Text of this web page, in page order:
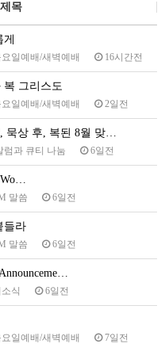
제목
요일예배/새벽예배 16시간전
복 그리스도
요일예배/새벽예배 2일전
묵상 후, 복된 8월 맞…
럼과 큐티 나눔 6일전
Wo…
말씀 6일전
들라
말씀 6일전
식 6일전
요일예배/새벽예배 7일전